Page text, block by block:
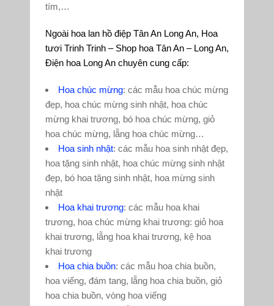
tím,…
Ngoài hoa lan hồ điệp Tân An Long An, Hoa
tươi Trinh Trinh – Shop hoa Tân An – Long An,
Điện hoa Long An chuyên cung cấp:
Hoa chúc mừng: các mẫu hoa chúc mừng
đẹp, hoa chúc mừng sinh nhật, hoa chúc
mừng khai trương, bó hoa chúc mừng, giỏ
hoa chúc mừng, lẵng hoa chúc mừng…
Hoa sinh nhật: các mẫu hoa sinh nhật đẹp,
hoa tặng sinh nhật, hoa chúc mừng sinh nhật
đẹp, bó hoa tặng sinh nhật, hoa mừng sinh
nhật
Hoa khai trương: các mẫu hoa khai
trương, hoa chúc mừng khai trương: giỏ hoa
khai trương, lẵng hoa khai trương, kệ hoa
khai trương
Hoa chia buồn: các mẫu hoa chia buồn,
hoa viếng, đám tang, lẵng hoa chia buồn, giỏ
hoa chia buồn, vòng hoa viếng